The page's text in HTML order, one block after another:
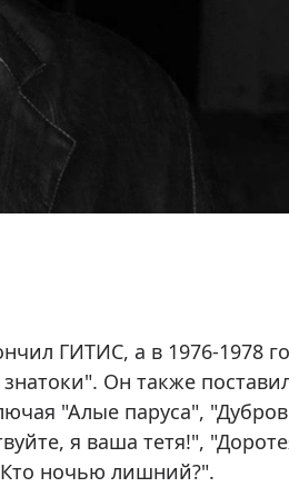
ГИТИС, а в 1976-1978
Он также
"Алые паруса",
я ваша тетя!",
ночью лишний?".